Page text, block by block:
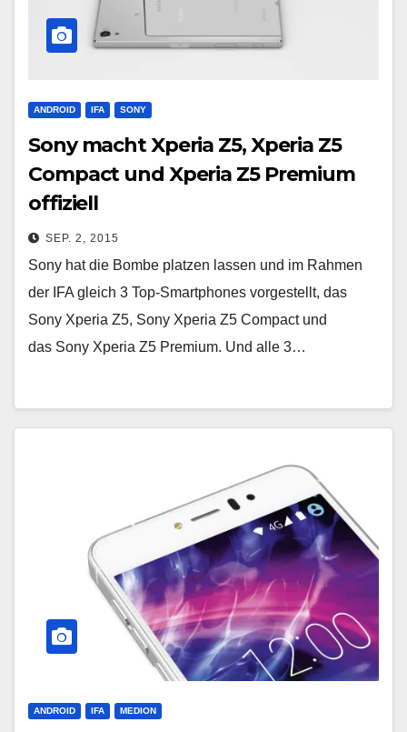
ANDROID IFA SONY
Sony macht Xperia Z5, Xperia Z5
Compact und Xperia Z5 Premium
offiziell
SEP. 2, 2015
Sony hat die Bombe platzen lassen und im Rahmen
der IFA gleich 3 Top-Smartphones vorgestellt, das
Sony Xperia Z5, Sony Xperia Z5 Compact und
das Sony Xperia Z5 Premium. Und alle 3…
ANDROID IFA MEDION